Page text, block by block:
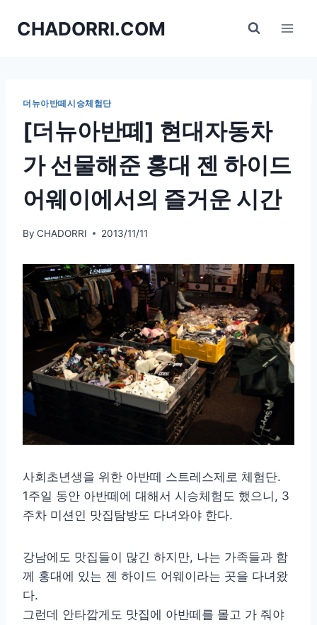
CHADORRI.COM
더뉴아반떼시승체험단
[더뉴아반떼] 현대자동차
가 선물해준 홍대 젠 하이드
어웨이에서의 즐거운 시간
By CHADORRI 2013/11/11
사회초년생을 위한 아반떼 스트레스제로 체험단.
1주일 동안 아반떼에 대해서 시승체험도 했으니, 3
주차 미션인 맛집탐방도 다녀와야 한다.
강남에도 맛집들이 많긴 하지만, 나는 가족들과 함
께 홍대에 있는 젠 하이드 어웨이라는 곳을 다녀왔
다.
그런데 안타깝게도 맛집에 아반떼를 몰고 가 줘야